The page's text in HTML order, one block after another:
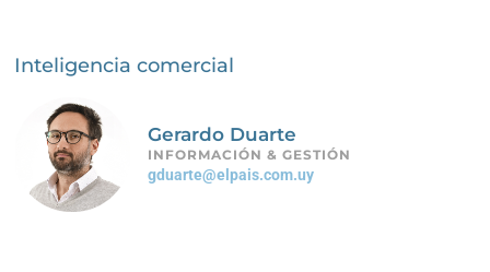
Inteligencia comercial
Gerardo Duarte
INFORMACIÓN & GESTIÓN
gduarte@elpais.com.uy